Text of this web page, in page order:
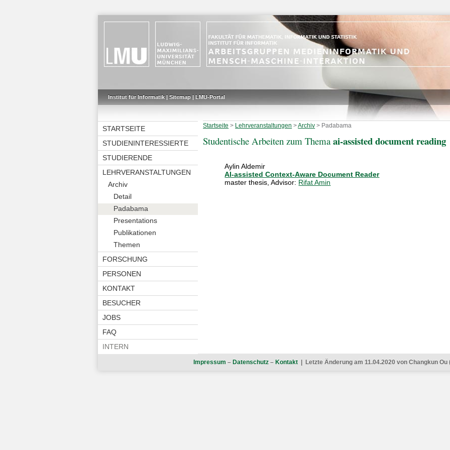
Institut für Informatik| Sitemap| LMU-Portal
STARTSEITE
STUDIENINTERESSIERTE
STUDIERENDE
LEHRVERANSTALTUNGEN
Archiv
Detail
Padabama
Presentations
Publikationen
Themen
FORSCHUNG
PERSONEN
KONTAKT
BESUCHER
JOBS
FAQ
INTERN
Startseite > Lehrveranstaltungen >Archiv > Padabama
Studentische Arbeiten zum Themaai-assisted document reading
Aylin Aldemir
AI-assisted Context-Aware Document Reader
master thesis , Advisor: Rifat Amin
Impressum – Datenschutz – Kontakt | Letzte Änderung am 11.04.2020 von Changkun Ou